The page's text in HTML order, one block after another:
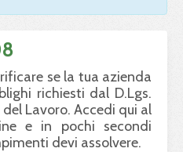
se la tua azienda
richiesti dal D.Lgs.
Lavoro. Accedi qui al
e in pochi secondi
devi assolvere.